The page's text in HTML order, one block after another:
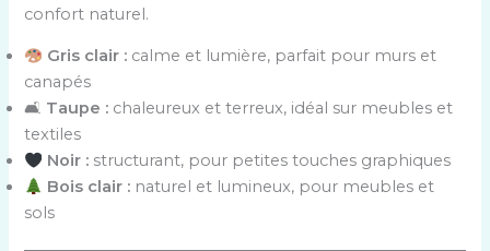
confort naturel.
Gris clair : calme et lumière, parfait pour murs et
canapés
🛋 Taupe : chaleureux et terreux, idéal sur meubles et
textiles
Noir : structurant, pour petites touches graphiques
Bois clair : naturel et lumineux, pour meubles et
sols